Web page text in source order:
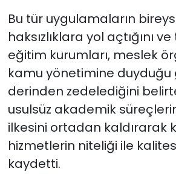
Bu tür uygulamaların
haksızlıklara yol açtığını
eğitim kurumları, meslek
kamu yönetimine duyduğu
derinden zedelediğini
usulsüz akademik
ilkesini ortadan kaldırarak
hizmetlerin niteliği ile
kaydetti.